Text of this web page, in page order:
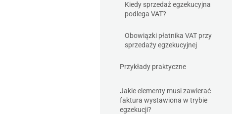
Kiedy sprzedaż egzekucyjna
podlega VAT?
Obowiązki płatnika VAT przy
sprzedaży egzekucyjnej
Przykłady praktyczne
Jakie elementy musi zawierać
faktura wystawiona w trybie
egzekucji?